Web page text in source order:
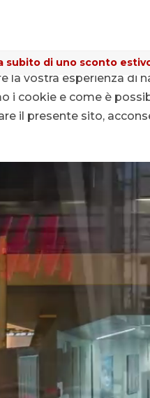
subito di uno sconto
la vostra esperienza di
i cookie e come è
il presente sito,